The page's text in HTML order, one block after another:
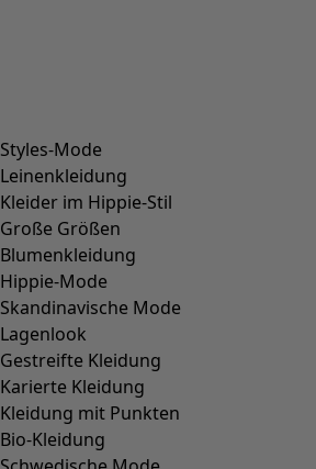
Styles-Mode
Leinenkleidung
Kleider im Hippie-Stil
Große Größen
Blumenkleidung
Hippie-Mode
Skandinavische Mode
Lagenlook
Gestreifte Kleidung
Karierte Kleidung
Kleidung mit Punkten
Bio-Kleidung